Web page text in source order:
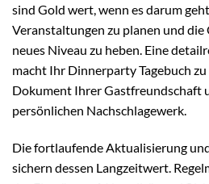
sind Gold wert, wenn es darum
Veranstaltungen zu planen und
neues Niveau zu heben. Eine
macht Ihr Dinnerparty Tagebuch
Dokument Ihrer Gastfreundschaft
persönlichen Nachschlagewerk.
Die fortlaufende Aktualisierung
sichern dessen Langzeitwert.